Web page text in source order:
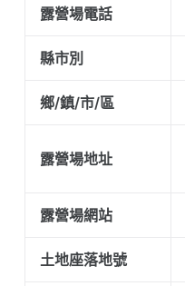
露營場電話
縣市別
鄉/鎮/市/區
露營場地址
露營場網站
土地座落地號